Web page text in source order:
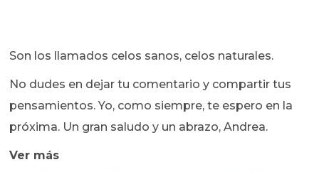
Son los llamados celos sanos, celos naturales.
No dudes en dejar tu comentario y compartir tus
pensamientos. Yo, como siempre, te espero en la
próxima. Un gran saludo y un abrazo, Andrea.
Ver más